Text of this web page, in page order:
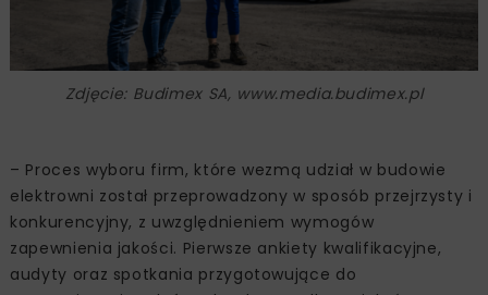
Zdjęcie: Budimex SA, www.media.budimex.pl
– Proces wyboru firm, które wezmą udział w budowie
elektrowni został przeprowadzony w sposób przejrzysty i
konkurencyjny, z uwzględnieniem wymogów
zapewnienia jakości. Pierwsze ankiety kwalifikacyjne,
audyty oraz spotkania przygotowujące do